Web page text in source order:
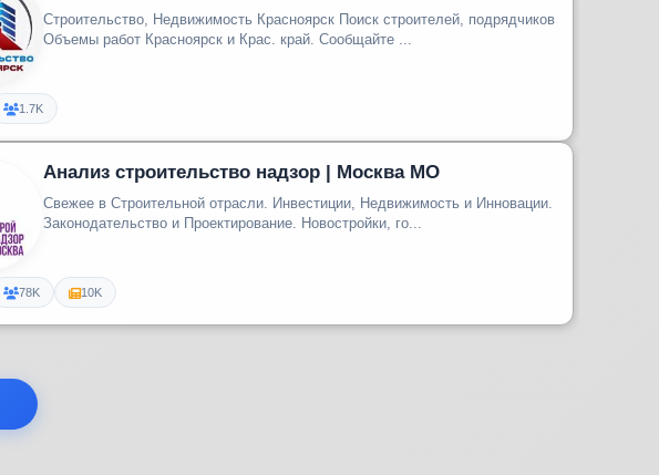
Строительство, Недвижимость Красноярск Поиск строителей, подрядчиков
Объемы работ Красноярск и Крас. край. Сообщайте ...
1.7K
Анализ строительство надзор | Москва МО
Свежее в Строительной отрасли. Инвестиции, Недвижимость и Инновации.
Законодательство и Проектирование. Новостройки, го...
78K 10K